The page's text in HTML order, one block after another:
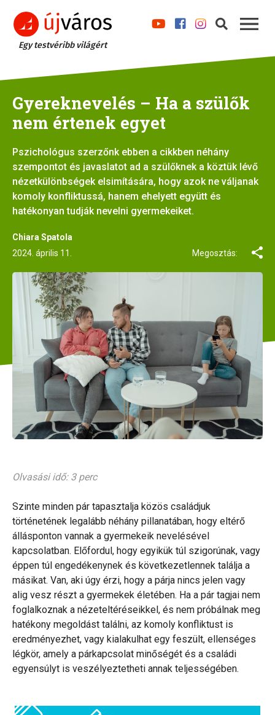
Egy testvéribb világért
Gyereknevelés – Ha a szülők
nem értenek egyet
Pszichológus szerzőnk ebben a cikkben néhány
szempontot és javaslatot ad a szülőknek a köztük lévő
nézetkülönbségek elsimítására, hogy azok ne váljanak
komoly konfliktussá, hanem ehelyett együtt és
hatékonyan tudják nevelni gyermekeiket.
Chiara Spatola
2024. április 11.
Megosztás:
Olvasási idő: 3 perc
Szinte minden pár tapasztalja közös családjuk
történetének legalább néhány pillanatában, hogy eltérő
állásponton vannak a gyermekeik nevelésével
kapcsolatban. Előfordul, hogy egyikük túl szigorúnak, vagy
éppen túl engedékenynek és következetlennek találja a
másikat. Van, aki úgy érzi, hogy a párja nincs jelen vagy
alig vesz részt a gyermekek életében. Ha a pár tagjai nem
foglalkoznak a nézeteltéréseikkel, és nem próbálnak meg
hatékony megoldást találni, az komoly konfliktust is
eredményezhet, vagy kialakulhat egy feszült, ellenséges
légkör, amely a párkapcsolat minőségét és a családi
egyensúlyt is veszélyeztetheti annak teljességében.